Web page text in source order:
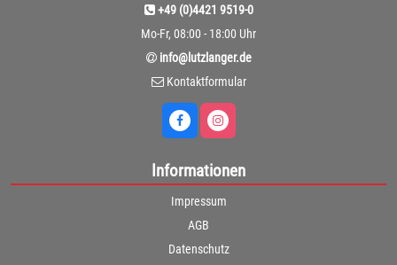
+49 (0)4421 9519-0
Mo-Fr, 08:00 - 18:00 Uhr
info@lutzlanger.de
Kontaktformular
Informationen
Impressum
AGB
Datenschutz